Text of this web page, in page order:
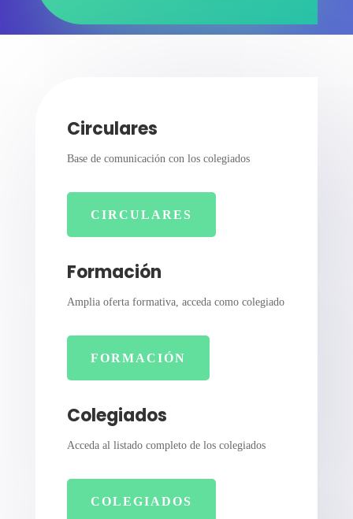
Circulares
Base de comunicación con los colegiados
CIRCULARES
Formación
Amplia oferta formativa, acceda como colegiado
FORMACIÓN
Colegiados
Acceda al listado completo de los colegiados
COLEGIADOS